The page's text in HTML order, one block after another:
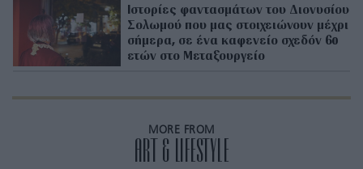
Ιστορίες φαντασμάτων του Διονυσίου
Σολωμού που μας στοιχειώνουν μέχρι
σήμερα, σε ένα καφενείο σχεδόν 60
ετών στο Μεταξουργείο
MORE FROM
ART & LIFESTYLE